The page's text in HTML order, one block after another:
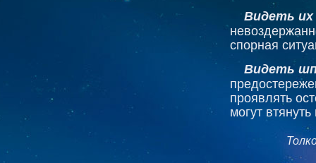
Видеть их
спорная
Видеть
проявлять
могут